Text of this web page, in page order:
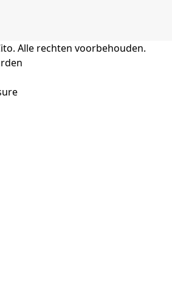
Alle rechten voorbehouden.